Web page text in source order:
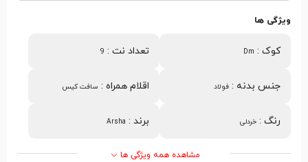
ویژگی ها
کوک :
Dm تعداد نت :
9
جنس بدنه : فولاد اقلام همراه : سافت کیس
رنگ : خردلی برند :
Arsha
مشاهده همه ویژگی ها